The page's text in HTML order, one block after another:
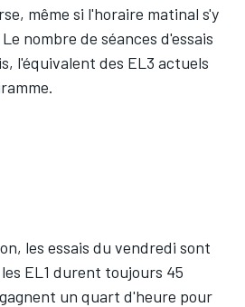
même si l'horaire matinal s'y
nombre de séances d'essais
l'équivalent des EL3 actuels
les essais du vendredi sont
es EL1 durent toujours 45
un quart d'heure pour